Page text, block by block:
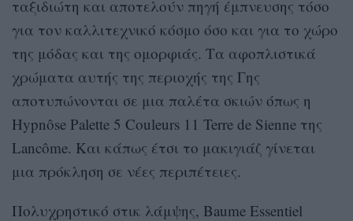
ταξιδιώτη και αποτελούν πηγή έμπνευσης τόσο
για τον καλλιτεχνικό κόσμο όσο και για το χώρο
της μόδας και της ομορφιάς. Τα αφοπλιστικά
χρώματα αυτής της περιοχής της Γης
αποτυπώνονται σε μια παλέτα σκιών όπως η
Hypnôse Palette 5 Couleurs 11 Terre de Sienne της
Lancôme. Και κάπως έτσι το μακιγιάζ γίνεται
μια πρόκληση σε νέες περιπέτειες.
Πολυχρηστικό στικ λάμψης, Baume Essentiel